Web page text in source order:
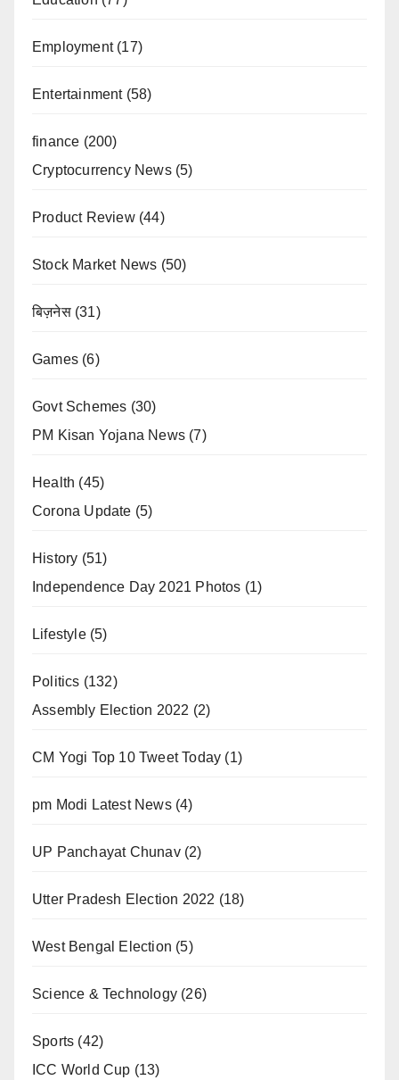
Employment(17)
Entertainment(58)
finance (200)
Cryptocurrency News(5)
Product Review(44)
Stock Market News (50)
बिज़नेस(31)
Games (6)
Govt Schemes (30)
PM Kisan Yojana News (7)
Health (45)
Corona Update (5)
History (51)
Independence Day 2021 Photos (1)
Lifestyle(5)
Politics (132)
Assembly Election 2022 (2)
CM Yogi Top 10 Tweet Today (1)
pm Modi Latest News(4)
UP Panchayat Chunav(2)
Utter Pradesh Election 2022 (18)
West Bengal Election (5)
Science & Technology (26)
Sports (42)
ICC World Cup (13)